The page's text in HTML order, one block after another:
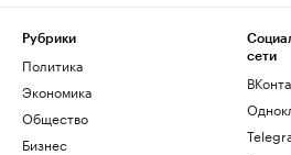
Рубрики
Политика
Экономика
Общество
Бизнес
сети